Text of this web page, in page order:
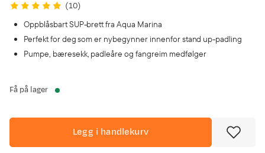
(10)
Oppblåsbart SUP-brett fra Aqua Marina
Perfekt for deg som er nybegynner innenfor stand up-padling
Pumpe, bæresekk, padleåre og fangreim medfølger
Få på lager
Legg i handlekurv